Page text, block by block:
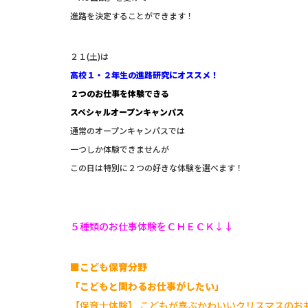
進路を決定することができます！
２１(土)は
高校１・２年生の進路研究にオススメ！
２つのお仕事を体験できる
スペシャルオープンキャンパス
通常のオープンキャンパスでは
一つしか体験できませんが
この日は特別に２つの好きな体験を選べます！
５種類のお仕事体験をＣＨＥＣＫ↓↓
■こども保育分野
「こどもと関わるお仕事がしたい」